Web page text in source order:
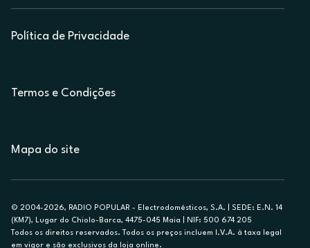
Política de Privacidade
Termos e Condições
Mapa do site
© 2004-2026, RADIO POPULAR - Electrodomésticos, S.A. | SEDE: E.N. 14
(KM7), Lugar do Chiolo-Barca, 4475-045 Maia | NIF: 500 674 205
Todos os direitos reservados. Todos os preços incluem I.V.A. à taxa legal
em vigor e são exclusivos da loja online.